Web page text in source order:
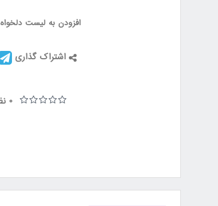
افزودن به لیست دلخواه
اشتراک گذاری
0 نظر